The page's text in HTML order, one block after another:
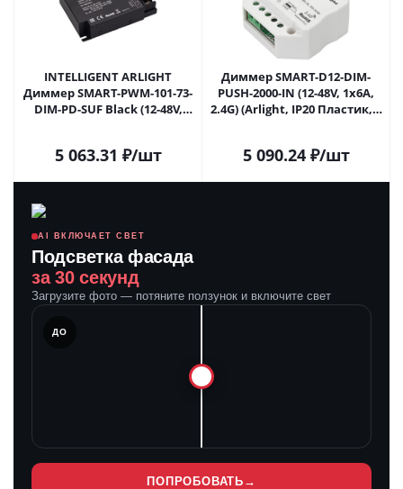
INTELLIGENT ARLIGHT
Диммер SMART-PWM-101-73-
DIM-PD-SUF Black (12-48V,
Саратове
5 063.31 ₽/шт
Диммер SMART-D12-DIM-
PUSH-2000-IN (12-48V, 1x6A,
2.4G) (Arlight, IP20 Пластик, 5
5 090.24₽/шт
AI ВКЛЮЧАЕТ СВЕТ
Подсветка фасада
за 30 секунд
Загрузите фото — потяните ползунок и включите свет
ДО
ПОПРОБОВАТЬ →